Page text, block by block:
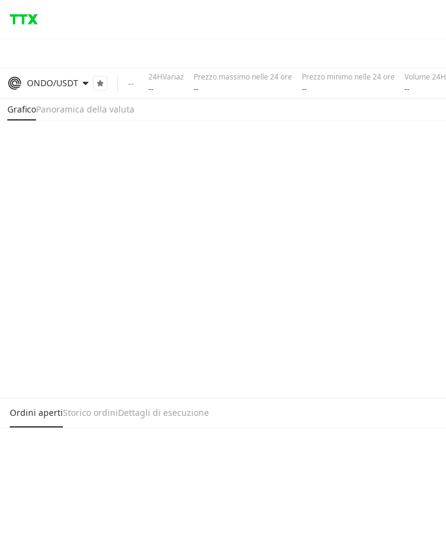
ONDO/USDT --
24HVariaz
--
Prezzo massimo nelle 24 ore
--
Prezzo minimo nelle 24 ore
--
Volume
--
GraficoPanoramica della valuta
Ordini apertiStorico ordiniDettagli di esecuzione